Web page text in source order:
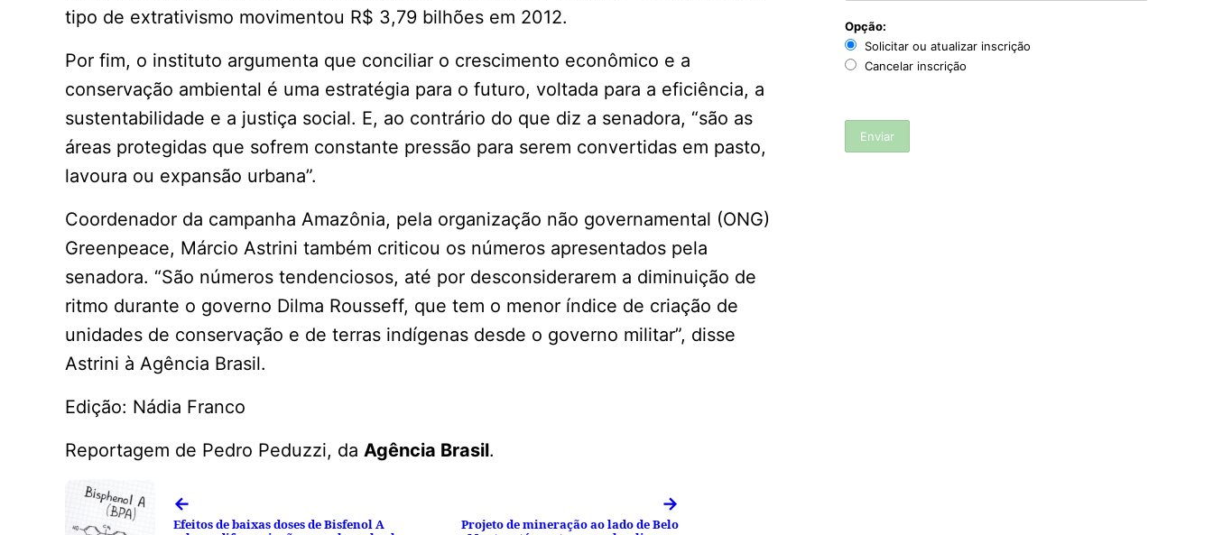
tipo de extrativismo movimentou R$ 3,79 bilhões em 2012.
Por fim, o instituto argumenta que conciliar o crescimento econômico e a
conservação ambiental é uma estratégia para o futuro, voltada para a eficiência, a
sustentabilidade e a justiça social. E, ao contrário do que diz a senadora, “são as
áreas protegidas que sofrem constante pressão para serem convertidas em pasto,
lavoura ou expansão urbana”.
Coordenador da campanha Amazônia, pela organização não governamental (ONG)
Greenpeace, Márcio Astrini também criticou os números apresentados pela
senadora. “São números tendenciosos, até por desconsiderarem a diminuição de
ritmo durante o governo Dilma Rousseff, que tem o menor índice de criação de
unidades de conservação e de terras indígenas desde o governo militar”, disse
Astrini à Agência Brasil.
Edição: Nádia Franco
Reportagem de Pedro Peduzzi, da Agência Brasil.
←
Efeitos de baixas doses de Bisfenol A
→
Projeto de mineração ao lado de Belo
Opção:
Solicitar ou atualizar inscrição
Cancelar inscrição